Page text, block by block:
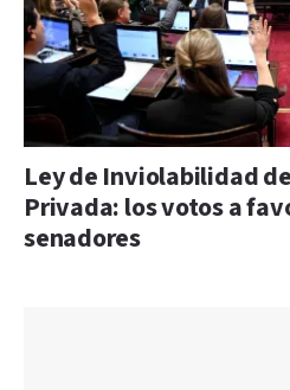
Ley de Inviolabilidad
Privada: los votos a
senadores